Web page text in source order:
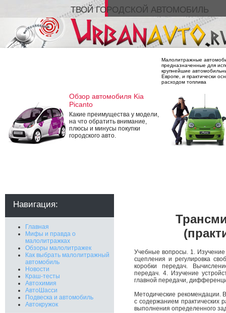
ТВОЙ ГОРОДСКОЙ АВТОМОБИЛЬ
Малолитражные
предназначенные для
крупнейшие
Европе, и практически
расходом топлива
Обзор автомобиля Kia
Picanto
Какие преимущества у модели,
на что обратить внимание,
плюсы и минусы покупки
городского авто.
Навигация:
Главная
Мифы и правда о
малолитражках
Обзоры малолитражек
Как выбрать малолитражный
автомобиль
Новости
Краш-тесты
Автохимия
АвтоШасси
Подвеска и автомобиль
Автокружок
Учебные вопросы. 1.
сцепления и регулировка
коробки передач.
передач. 4. Изучение
главной передачи,
Методические рекомендации.
с содержанием практических
выполнения определенного